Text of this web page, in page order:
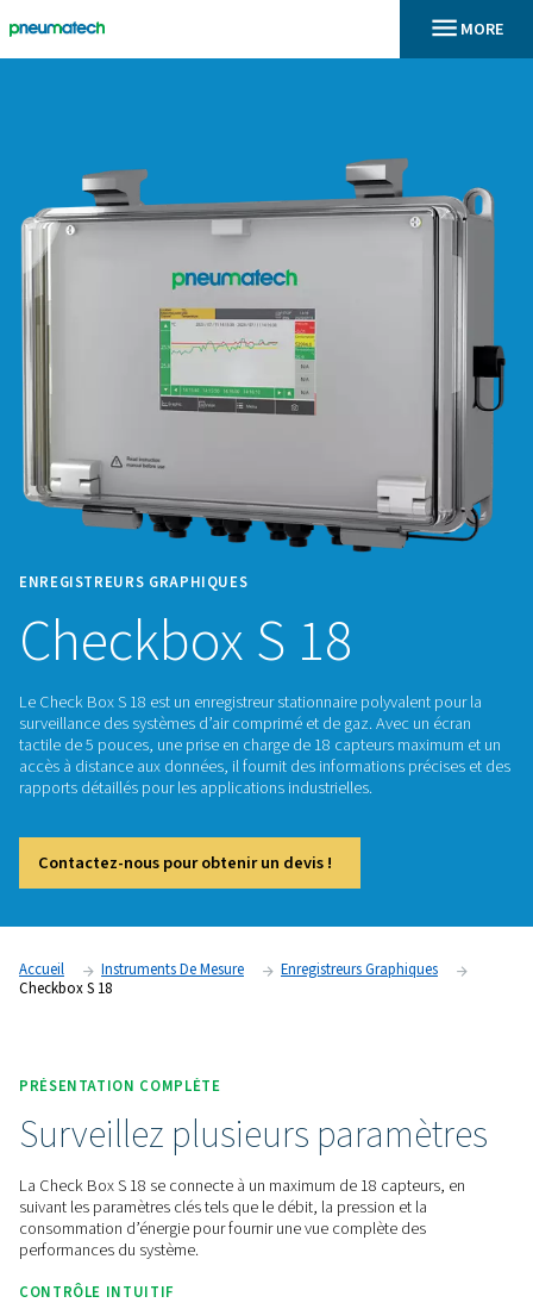
ENREGISTREURS GRAPHIQUES
Checkbox S 18
Le Check Box S 18 est un enregistreur stationnaire
tactile de 5 pouces, une prise en charge de 18 capteurs
accès à distance aux données, il fournit des informations
rapports détaillés pour les applications industrielles.
Contactez-nous pour obtenir un devis !
Accueil Instruments De Mesure
Enregistreurs
Checkbox S 18